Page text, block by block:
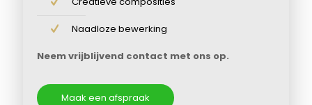
Naadloze bewerking
Neem vrijblijvend contact met ons op.
Maak een afspraak